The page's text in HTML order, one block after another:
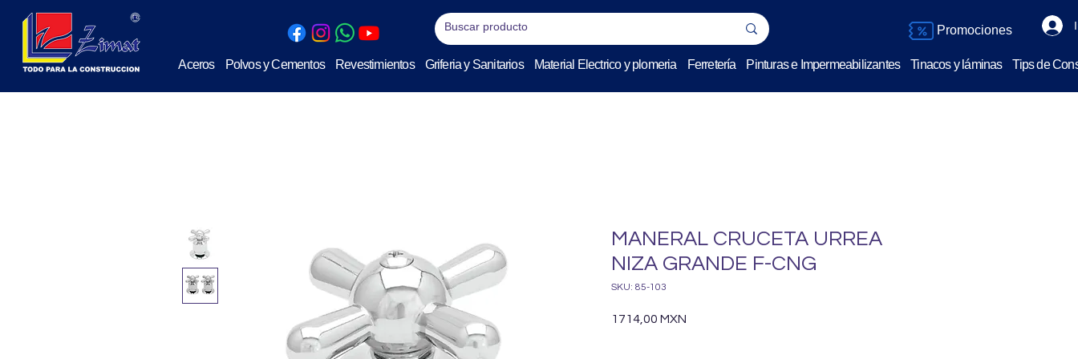
Aceros Polvos y Cementos Revestimientos Griferia y Sanitarios Material Electrico y plomeria Ferretería Pinturas e Impermeabilizantes Tinacos y láminas Tips de
Promociones
MANERAL CRUCETA URREA
NIZA GRANDE F-CNG
SKU: 85-103
1714,00 MXN